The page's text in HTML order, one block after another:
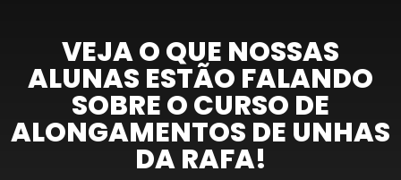
VEJA O QUE NOSSAS
ALUNAS ESTÃO FALANDO
SOBRE O CURSO DE
ALONGAMENTOS DE UNHAS
DA RAFA!